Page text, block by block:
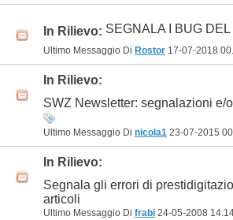
In Rilievo: SEGNALA I BUG DEL
Ultimo Messaggio Di Rostor 17-07-2018
In Rilievo:
SWZ Newsletter: segnalazioni e/
Ultimo Messaggio Di nicola1 23-07-2015
In Rilievo:
Segnala gli errori di
articoli
Ultimo Messaggio Di frabi 24-05-2008